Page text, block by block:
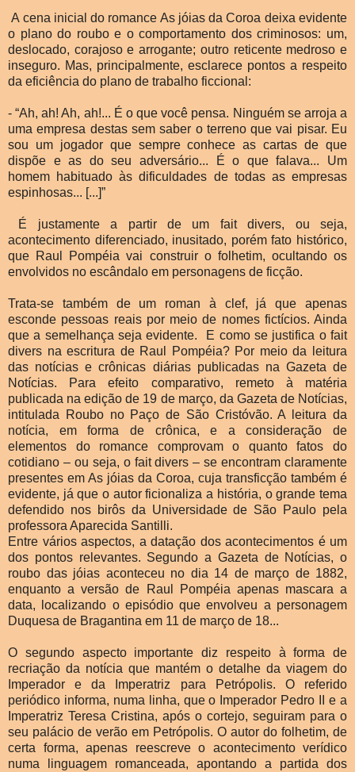
A cena inicial do romance As jóias da Coroa deixa evidente
o plano do roubo e o comportamento dos criminosos: um,
deslocado, corajoso e arrogante; outro reticente medroso e
inseguro. Mas, principalmente, esclarece pontos a respeito
da eficiência do plano de trabalho ficcional:
- “Ah, ah! Ah, ah!... É o que você pensa. Ninguém se arroja a
uma empresa destas sem saber o terreno que vai pisar. Eu
sou um jogador que sempre conhece as cartas de que
dispõe e as do seu adversário... É o que falava... Um
homem habituado às dificuldades de todas as empresas
espinhosas... [...]”
É justamente a partir de um fait divers, ou seja,
acontecimento diferenciado, inusitado, porém fato histórico,
que Raul Pompéia vai construir o folhetim, ocultando os
envolvidos no escândalo em personagens de ficção.
Trata-se também de um roman à clef, já que apenas
esconde pessoas reais por meio de nomes fictícios. Ainda
que a semelhança seja evidente. E como se justifica o fait
divers na escritura de Raul Pompéia? Por meio da leitura
das notícias e crônicas diárias publicadas na Gazeta de
Notícias. Para efeito comparativo, remeto à matéria
publicada na edição de 19 de março, da Gazeta de Notícias,
intitulada Roubo no Paço de São Cristóvão. A leitura da
notícia, em forma de crônica, e a consideração de
elementos do romance comprovam o quanto fatos do
cotidiano – ou seja, o fait divers – se encontram claramente
presentes em As jóias da Coroa, cuja transficção também é
evidente, já que o autor ficionaliza a história, o grande tema
defendido nos birôs da Universidade de São Paulo pela
professora Aparecida Santilli.
Entre vários aspectos, a datação dos acontecimentos é um
dos pontos relevantes. Segundo a Gazeta de Notícias, o
roubo das jóias aconteceu no dia 14 de março de 1882,
enquanto a versão de Raul Pompéia apenas mascara a
data, localizando o episódio que envolveu a personagem
Duquesa de Bragantina em 11 de março de 18...
O segundo aspecto importante diz respeito à forma de
recriação da notícia que mantém o detalhe da viagem do
Imperador e da Imperatriz para Petrópolis. O referido
periódico informa, numa linha, que o Imperador Pedro II e a
Imperatriz Teresa Cristina, após o cortejo, seguiram para o
seu palácio de verão em Petrópolis. O autor do folhetim, de
certa forma, apenas reescreve o acontecimento verídico
numa linguagem romanceada, apontando a partida dos